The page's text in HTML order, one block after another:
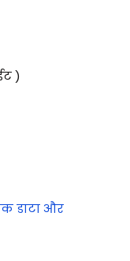
)
डाटा और